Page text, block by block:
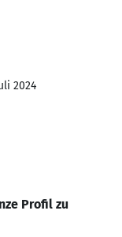
2024
Profil zu